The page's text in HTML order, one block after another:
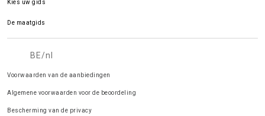
Kies uw gids
De maatgids
BE/nl
Voorwaarden van de aanbiedingen
Algemene voorwaarden voor de beoordeling
Bescherming van de privacy